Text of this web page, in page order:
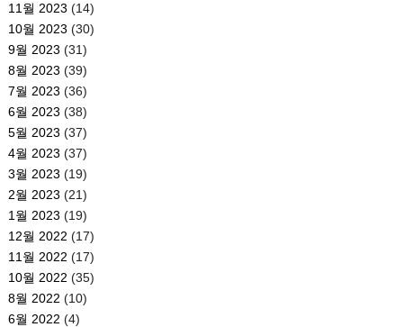
11월 2023 (14)
10월 2023 (30)
9월 2023 (31)
8월 2023 (39)
7월 2023 (36)
6월 2023 (38)
5월 2023 (37)
4월 2023 (37)
3월 2023 (19)
2월 2023 (21)
1월 2023 (19)
12월 2022 (17)
11월 2022 (17)
10월 2022 (35)
8월 2022 (10)
6월 2022 (4)